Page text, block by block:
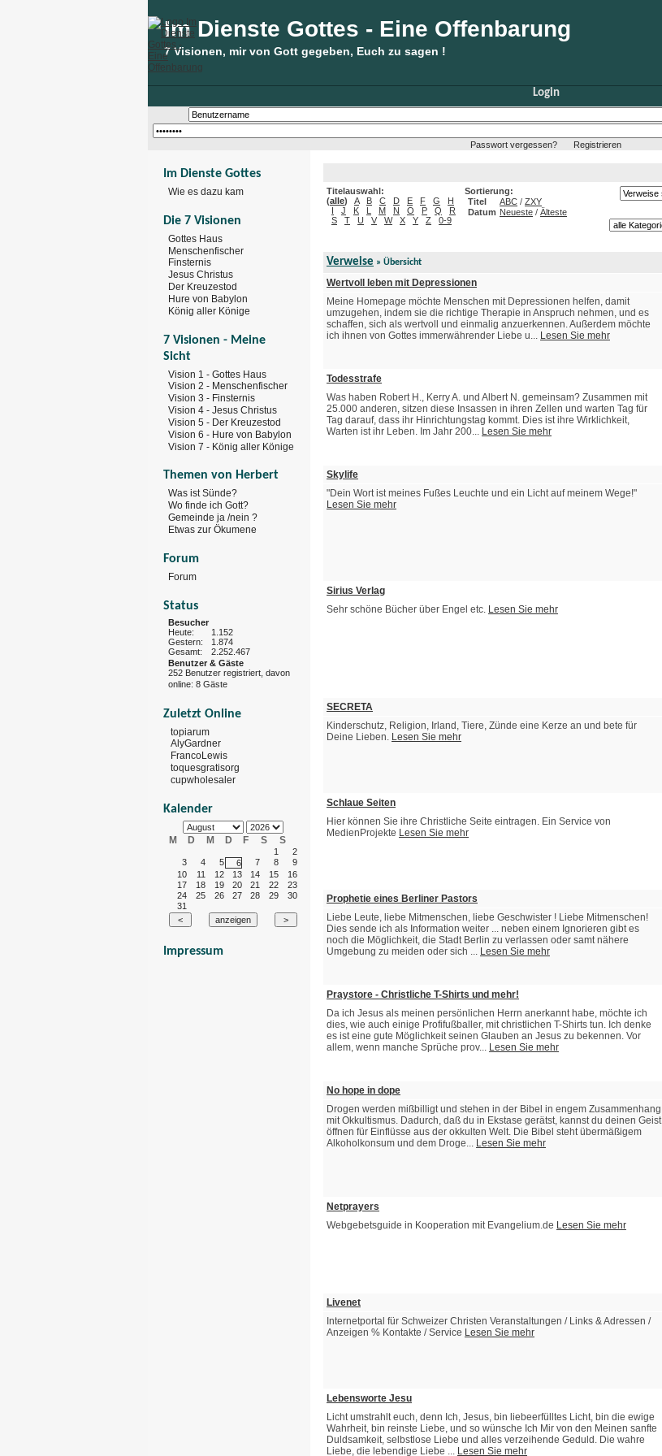
Im Dienste Gottes - Eine Offenbarung
7 Visionen, mir von Gott gegeben, Euch zu sagen !
Login
Passwort vergessen? Registrieren
Im Dienste Gottes
Wie es dazu kam
Die 7 Visionen
Gottes Haus
Menschenfischer
Finsternis
Jesus Christus
Der Kreuzestod
Hure von Babylon
König aller Könige
7 Visionen - Meine
Sicht
Vision 1 - Gottes Haus
Vision 2 - Menschenfischer
Vision 3 - Finsternis
Vision 4 - Jesus Christus
Vision 5 - Der Kreuzestod
Vision 6 - Hure von Babylon
Vision 7 - König aller Könige
Themen von Herbert
Was ist Sünde?
Wo finde ich Gott?
Gemeinde ja /nein ?
Etwas zur Ökumene
Forum
Forum
Status
Besucher
Heute:
1.152
Gestern:
1.874
Gesamt:
2.252.467
Benutzer & Gäste
252 Benutzer registriert, davon
online: 8 Gäste
Zuletzt Online
topiarum
AlyGardner
FrancoLewis
toquesgratisorg
cupwholesaler
Kalender
M D M D F S S
1
2
3
4 5 6 7 8
9
10
11 12 13 14 15
16
17
18 19 20 21 22
23
24
25 26 27 28 29
30
31
Impressum
Titelauswahl:
(alle) A B C D E F G
H
I
J K L M N O P Q
R
S
T U V W X Y Z 0-9
Sortierung:
Titel
ABC / ZXY
Datum Neueste / Älteste
Verweise » Übersicht
Wertvoll leben mit Depressionen
Meine Homepage möchte Menschen mit Depressionen helfen, damit
umzugehen, indem sie die richtige Therapie in Anspruch nehmen, und es
schaffen, sich als wertvoll und einmalig anzuerkennen. Außerdem möchte
ich ihnen von Gottes immerwährender Liebe u... Lesen Sie mehr
Todesstrafe
Was haben Robert H., Kerry A. und Albert N. gemeinsam? Zusammen mit
25.000 anderen, sitzen diese Insassen in ihren Zellen und warten Tag für
Tag darauf, dass ihr Hinrichtungstag kommt. Dies ist ihre Wirklichkeit,
Warten ist ihr Leben. Im Jahr 200... Lesen Sie mehr
Skylife
"Dein Wort ist meines Fußes Leuchte und ein Licht auf meinem Wege!"
Lesen Sie mehr
Sirius Verlag
Sehr schöne Bücher über Engel etc. Lesen Sie mehr
SECRETA
Kinderschutz, Religion, Irland, Tiere, Zünde eine Kerze an und bete für
Deine Lieben. Lesen Sie mehr
Schlaue Seiten
Hier können Sie ihre Christliche Seite eintragen. Ein Service von
MedienProjekte Lesen Sie mehr
Prophetie eines Berliner Pastors
Liebe Leute, liebe Mitmenschen, liebe Geschwister ! Liebe Mitmenschen!
Dies sende ich als Information weiter ... neben einem Ignorieren gibt es
noch die Möglichkeit, die Stadt Berlin zu verlassen oder samt nähere
Umgebung zu meiden oder sich ... Lesen Sie mehr
Praystore - Christliche T-Shirts und mehr!
Da ich Jesus als meinen persönlichen Herrn anerkannt habe, möchte ich
dies, wie auch einige Profifußballer, mit christlichen T-Shirts tun. Ich denke
es ist eine gute Möglichkeit seinen Glauben an Jesus zu bekennen. Vor
allem, wenn manche Sprüche prov... Lesen Sie mehr
No hope in dope
Drogen werden mißbilligt und stehen in der Bibel in engem Zusammenhang
mit Okkultismus. Dadurch, daß du in Ekstase gerätst, kannst du deinen Geist
öffnen für Einflüsse aus der okkulten Welt. Die Bibel steht übermäßigem
Alkoholkonsum und dem Droge... Lesen Sie mehr
Netprayers
Webgebetsguide in Kooperation mit Evangelium.de Lesen Sie mehr
Livenet
Internetportal für Schweizer Christen Veranstaltungen / Links & Adressen /
Anzeigen % Kontakte / Service Lesen Sie mehr
Lebensworte Jesu
Licht umstrahlt euch, denn Ich, Jesus, bin liebeerfülltes Licht, bin die ewige
Wahrheit, bin reinste Liebe, und so wünsche Ich Mir von den Meinen sanfte
Duldsamkeit, selbstlose Liebe und alles verzeihende Geduld. Die wahre
Liebe, die lebendige Liebe ... Lesen Sie mehr